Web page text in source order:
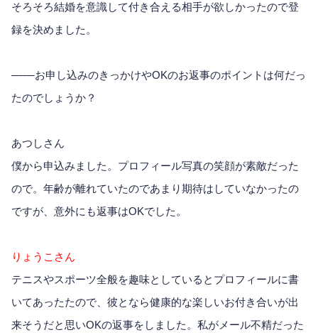
そろそろ結婚を意識して付き合える相手が欲しかったので登
録を決めました。
───お申し込みのきっかけやOKのお返事のポイントは何だっ
たのでしょうか？
あつしさん
僕から申込みました。プロフィール写真の笑顔が素敵だった
ので。年齢が離れていたのであまり期待はしていなかったの
ですが、意外にも返事はOKでした。
りょうこさん
テニスやスポーツ全般を趣味としているとプロフィールに書
いてあったたので、彼となら健康的な楽しいお付き合いが出
来そうだと思いOKの返事をしました。私がメール不精だった